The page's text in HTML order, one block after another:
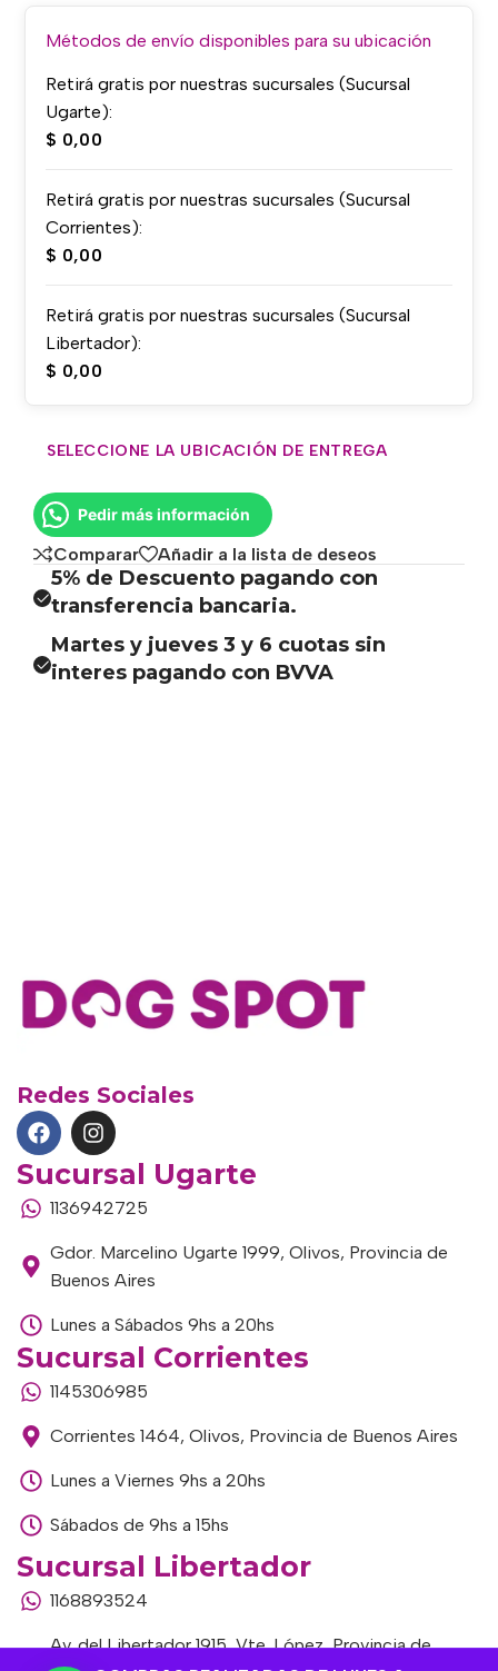
Métodos de envío disponibles para su ubicación
Retirá gratis por nuestras sucursales (Sucursal
Ugarte):
$ 0,00
Retirá gratis por nuestras sucursales (Sucursal
Corrientes):
$ 0,00
Retirá gratis por nuestras sucursales (Sucursal
Libertador):
$ 0,00
SELECCIONE LA UBICACIÓN DE ENTREGA
Pedir más información
Comparar Añadir a la lista de deseos
5% de Descuento pagando con
transferencia bancaria.
Martes y jueves 3 y 6 cuotas sin
interes pagando con BVVA
Redes Sociales
Sucursal Ugarte
1136942725
Gdor. Marcelino Ugarte 1999, Olivos, Provincia de
Buenos Aires
Lunes a Sábados 9hs a 20hs
Sucursal Corrientes
1145306985
Corrientes 1464, Olivos, Provincia de Buenos Aires
Lunes a Viernes 9hs a 20hs
Sábados de 9hs a 15hs
Sucursal Libertador
1168893524
Av. del Libertador 1915, Vte. López, Provincia de